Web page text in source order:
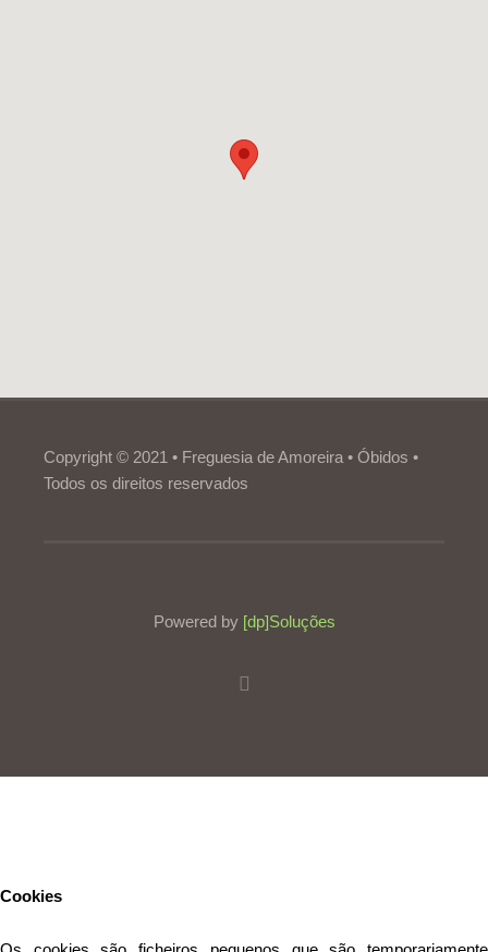
Copyright © 2021 • Freguesia de Amoreira • Óbidos •
Todos os direitos reservados
Powered by [dp]Soluções
Cookies